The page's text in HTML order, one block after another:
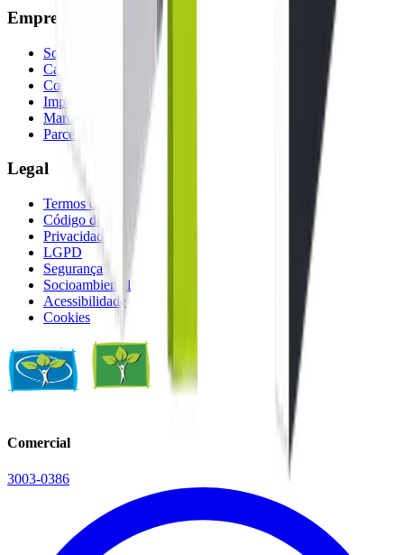
Empresa
Sobre
Carreiras
Contato
Imprensa
Marca
Parceiros
Legal
Termos de Uso
Código de Ética
Privacidade
LGPD
Segurança
Socioambiental
Acessibilidade
Cookies
Comercial
3003-0386